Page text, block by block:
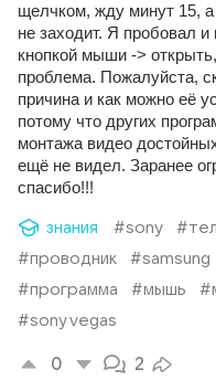
щелчком, жду минут 15,
не заходит. Я пробовал и
кнопкой мыши ->
проблема. Пожалуйста,
причина и как можно её
потому что других
монтажа видео
ещё не видел. Заранее
спасибо!!!
знания #sony
#проводник
#samsung
#программа
#мышь
#sony vegas
0 2